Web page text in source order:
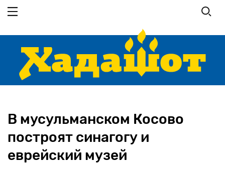
основному
В мусульманском Косово
построят синагогу и
еврейский музей